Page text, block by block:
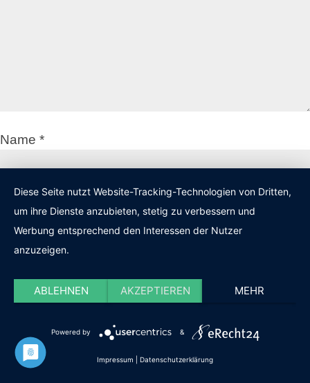
Name *
Name, E-Mail-Adresse und Website in diesem
Browser für meinen nächsten Kommentar
speichern.
Diese Seite nutzt Website-Tracking-Technologien von Dritten,
um ihre Dienste anzubieten, stetig zu verbessern und
Werbung entsprechend den Interessen der Nutzer
anzuzeigen.
ABLEHNEN AKZEPTIEREN MEHR
Powered by &
Impressum Datenschutzerklärung